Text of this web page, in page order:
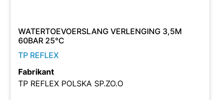
WATERTOEVOERSLANG VERLENGING 3,5M
60BAR 25°C
TP REFLEX
Fabrikant
TP REFLEX POLSKA SP.ZO.O